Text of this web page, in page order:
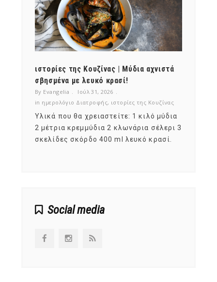
ιστορίες της Κουζίνας | Μύδια αχνιστά
σβησμένα με λευκό κρασί!
By Evangelia
Ιούλ 31, 2026
in ημερολόγιο Διατροφής, ιστορίες της Κουζίνας
Υλικά που θα χρειαστείτε: 1 κιλό μύδια
2 μέτρια κρεμμύδια 2 κλωνάρια σέλερι 3
σκελίδες σκόρδο 400 ml λευκό κρασί.
Social media